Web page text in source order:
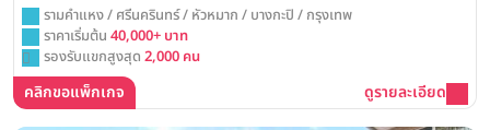
รามคำแหง / ศรีนครินทร์ / หัวหมาก / บางกะปิ / กรุงเทพ
ราคาเริ่มต้น 40,000+ บาท
รองรับแขกสูงสุด 2,000 คน
คลิกขอแพ็กเกจ ดูรายละเอียด